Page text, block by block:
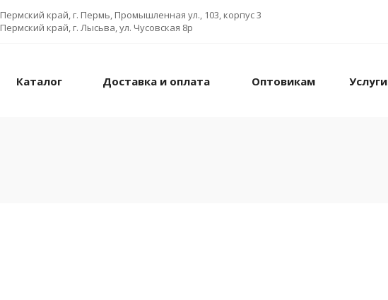
Пермский край, г. Пермь, Промышленная ул., 103, корпус 3
Пермский край, г. Лысьва, ул. Чусовская 8р
Каталог Доставка и оплата Оптовикам Услуги